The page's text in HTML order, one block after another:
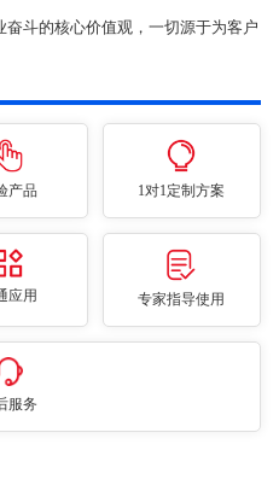
斗的核心价值观，一切源于为客户
产品 1对1定制方案
应用 专家指导使用
服务